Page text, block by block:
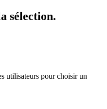
sélection.
utilisateurs pour choisir un